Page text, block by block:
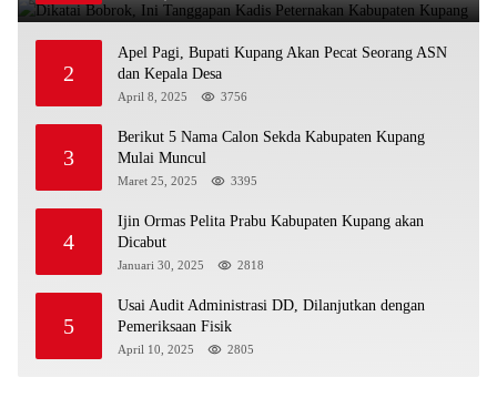
2
Apel Pagi, Bupati Kupang Akan Pecat Seorang ASN
dan Kepala Desa
April 8, 2025 3756
3
Berikut 5 Nama Calon Sekda Kabupaten Kupang
Mulai Muncul
Maret 25, 2025 3395
4
Ijin Ormas Pelita Prabu Kabupaten Kupang akan
Dicabut
Januari 30, 2025 2818
5
Usai Audit Administrasi DD, Dilanjutkan dengan
Pemeriksaan Fisik
April 10, 2025 2805